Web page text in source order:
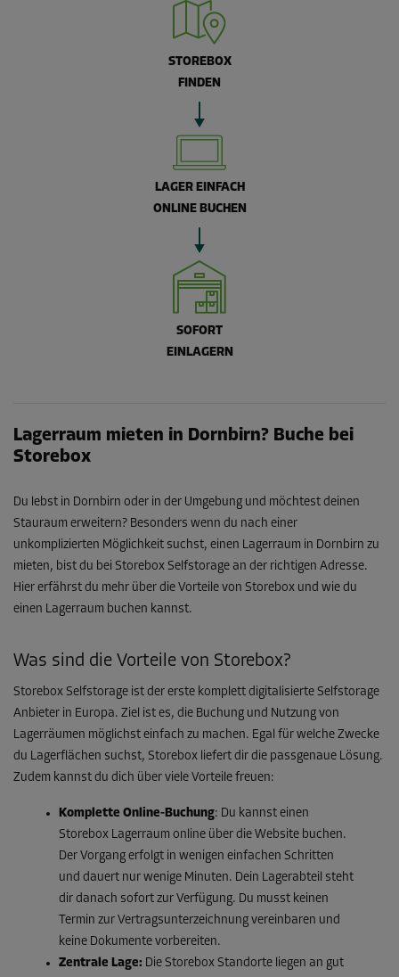
STOREBOX
FINDEN
LAGER EINFACH
ONLINE BUCHEN
SOFORT
EINLAGERN
Lagerraum mieten in Dornbirn? Buche bei
Storebox
Du lebst in Dornbirn oder in der Umgebung und möchtest deinen
Stauraum erweitern? Besonders wenn du nach einer
unkomplizierten Möglichkeit suchst, einen Lagerraum in Dornbirn zu
mieten, bist du bei Storebox Selfstorage an der richtigen Adresse.
Hier erfährst du mehr über die Vorteile von Storebox und wie du
einen Lagerraum buchen kannst.
Was sind die Vorteile von Storebox?
Storebox Selfstorage ist der erste komplett digitalisierte Selfstorage
Anbieter in Europa. Ziel ist es, die Buchung und Nutzung von
Lagerräumen möglichst einfach zu machen. Egal für welche Zwecke
du Lagerflächen suchst, Storebox liefert dir die passgenaue Lösung.
Zudem kannst du dich über viele Vorteile freuen:
Komplette Online-Buchung: Du kannst einen
Storebox Lagerraum online über die Website buchen.
Der Vorgang erfolgt in wenigen einfachen Schritten
und dauert nur wenige Minuten. Dein Lagerabteil steht
dir danach sofort zur Verfügung. Du musst keinen
Termin zur Vertragsunterzeichnung vereinbaren und
keine Dokumente vorbereiten.
Zentrale Lage: Die Storebox Standorte liegen an gut